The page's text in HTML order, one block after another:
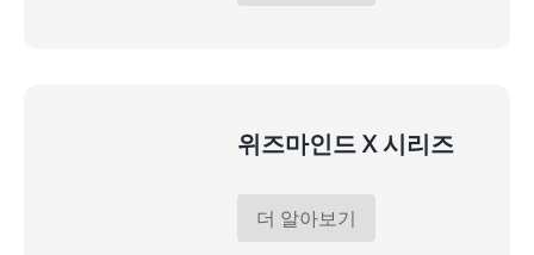
위즈마인드 X 시리즈
더 알아보기